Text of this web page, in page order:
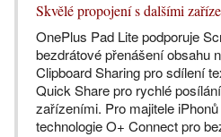
Skvělé propojení s dalšími
OnePlus Pad Lite podporuje
bezdrátové přenášení obsahu
Clipboard Sharing pro sdílení
Quick Share pro rychlé
zařízeními. Pro majitele
technologie O+ Connect pro